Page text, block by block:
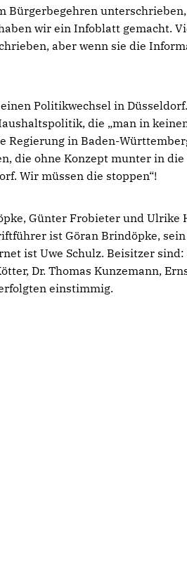
Bürgerbegehren
wir ein Infoblatt gemacht.
aber wenn sie die
Politikwechsel in
die „man in
Regierung in Baden-
die ohne Konzept munter in
Wir müssen die stoppen“!
Günter Frobieter und Ulrike
ist Göran Brindöpke,
ist Uwe Schulz. Beisitzer
Dr. Thomas Kunzemann,
einstimmig.